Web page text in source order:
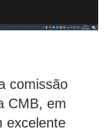
comissão
CMB, em
excelente